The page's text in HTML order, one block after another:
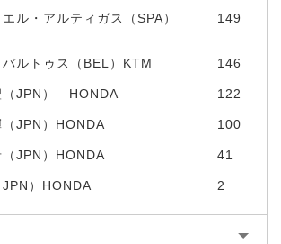
ル・アルティガス（SPA）
149
ルトゥス（BEL）KTM 146
（JPN） HONDA 122
（JPN）HONDA 100
JPN）HONDA 41
）HONDA 2